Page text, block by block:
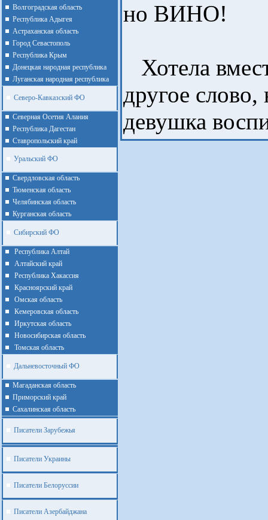
Волгоградская область
Республика Адыгея
Астраханская область
Город Севастополь
Республика Крым
Донецкая народная республика
Луганская народная республика
Северо-Кавказский ФО
Северная Осетия Алания
Республика Дагестан
Ставропольский край
Уральский ФО
Cвердловская область
Тюменская область
Челябинская область
Курганская область
Сибирский ФО
Республика Алтай
Алтайcкий край
Республика Хакассия
Красноярский край
Омская область
Кемеровская область
Иркутская область
Новосибирская область
Томская область
Дальневосточный ФО
Магаданская область
Приморский край
Cахалинская область
Писатели Зарубежья
Писатели Украины
Писатели Белоруссии
Писатели Азербайджана
но ВИНО!
Хотела
другое слово,
девушка